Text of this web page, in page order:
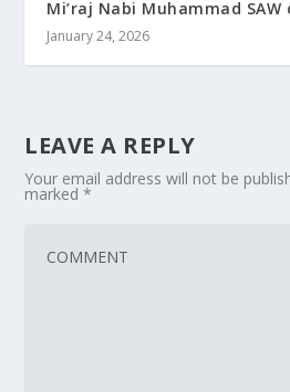
Mi’raj Nabi Muhammad SAW
January 24, 2026
LEAVE A REPLY
Your email address will not be
marked*